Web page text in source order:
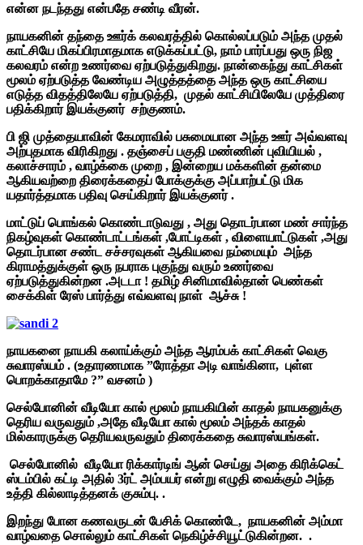
என்ன நடந்தது என்பதே சண்டி வீரன்.
நாயகனின் தந்தை ஊர்க் கலவரத்தில் கொல்லப்படும் அந்த முதல்
காட்சியே மிகப்பிரமாதமாக எடுக்கப்பட்டு, நாம் பார்ப்பது ஒரு நிஜ
கலவரம் என்ற உணர்வை ஏற்படுத்துகிறது. நான்கைந்து காட்சிகள்
மூலம் ஏற்படுத்த வேண்டிய அழுத்தத்தை அந்த ஒரு காட்சியை
எடுத்த விதத்திலேயே ஏற்படுத்தி, முதல் காட்சியிலேயே முத்திரை
பதிக்கிறார் இயக்குனர் சற்குணம்.
பி ஜி முத்தையாவின் கேமராவில் பசுமையான அந்த ஊர் அவ்வளவு
அற்புதமாக விரிகிறது . தஞ்சைப் பகுதி மண்ணின் புவியியல் ,
கலாச்சாரம் , வாழ்க்கை முறை , இன்றைய மக்களின் தன்மை
ஆகியவற்றை திரைக்கதைப் போக்குக்கு அப்பாற்பட்டு மிக
யதார்த்தமாக பதிவு செய்கிறார் இயக்குனர் .
மாட்டுப் பொங்கல் கொண்டாடுவது , அது தொடர்பான மண் சார்ந்த
நிகழ்வுகள் கொண்டாட்டங்கள் ,போட்டிகள் , விளையாட்டுகள் ,அது
தொடர்பான சண்ட சச்சரவுகள் ஆகியவை நம்மையும் அந்த
கிராமத்துக்குள் ஒரு நபராக புகுந்து வரும் உணர்வை
ஏற்படுத்துகின்றன .அடடா ! தமிழ் சினிமாவில்தான் பெண்கள்
சைக்கிள் ரேஸ் பார்த்து எவ்வளவு நாள் ஆச்சு !
நாயகனை நாயகி கலாய்க்கும் அந்த ஆரம்பக் காட்சிகள் வெகு
சுவாரஸ்யம் . (உதாரணமாக ”ரோத்தா அடி வாங்கினா, புள்ள
பொறக்காதாமே ?” வசனம் )
செல்போனின் வீடியோ கால் மூலம் நாயகியின் காதல் நாயகனுக்கு
தெரிய வருவதும் ,அதே வீடியோ கால் மூலம் அந்தக் காதல்
மில்காரருக்கு தெரியவருவதும் திரைக்கதை சுவாரஸ்யங்கள்.
செல்போனில் வீடியோ ரிக்கார்டிங் ஆன் செய்து அதை கிரிக்கெட்
ஸ்டம்பில் கட்டி அதில் 3ர்ட் அம்பயர் என்று எழுதி வைக்கும் அந்த
உத்தி கில்லாடித்தனக் குசும்பு. .
இறந்து போன கணவருடன் பேசிக் கொண்டே, நாயகனின் அம்மா
வாழ்வதை சொல்லும் காட்சிகள் நெகிழ்ச்சியூட்டுகின்றன. .